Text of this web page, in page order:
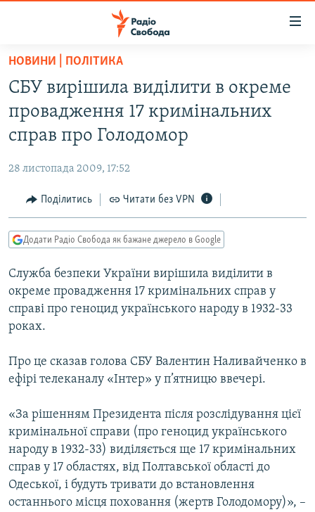
Перейти
основного
матеріалу
Перейти
до
основної
Перейти
до
пошуку
ВСЕ ЗА ДОБУ
СТАТТІ
ЕКОНОМІКА
СУСПІЛЬСТВО
УКРАЇНА
СВІТ
РОСІЙСЬКА «ФІЛЬТРАЦІЯ»
ДОНБАС.РЕАЛІЇ
ТИ ЯК?
СХЕМИ
ПРИАЗОВ’Я
КИТАЙ.ВИКЛИКИ
МУЛЬТИМЕДІА
ФОТО
ПОДКАСТИ
КРИМ РЕАЛІЇ
РУС
НОВИНИ | ПОЛІТИКА
СБУ вирішила виділити в окреме
провадження 17 кримінальних
справ про Голодомор
28 листопада 2009, 17:52
Поділитись Читати без VPN
Додати Радіо Свобода як бажане джерело в Google
Служба безпеки України вирішила виділити в
окреме провадження 17 кримінальних справ у
справі про геноцид українського народу в 1932-33
роках.
Про це сказав голова СБУ Валентин Наливайченко в
ефірі телеканалу «Інтер» у п’ятницю ввечері.
«За рішенням Президента після розслідування цієї
кримінальної справи (про геноцид українського
народу в 1932-33) виділяється ще 17 кримінальних
справ у 17 областях, від Полтавської області до
Одеської, і будуть тривати до встановлення
останнього місця поховання (жертв Голодомору)», –